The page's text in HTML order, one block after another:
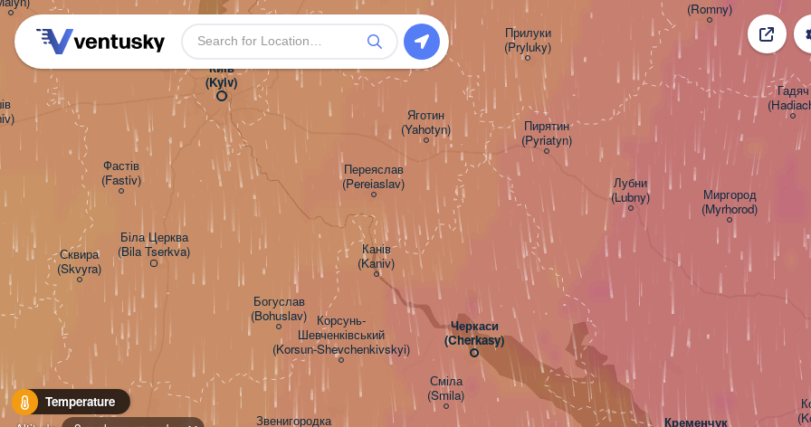
Temperature
Київ
(Kyiv)
Біла Церква
(Bila Tserkva)
Сквира
(Skvyra)
Богуслав
(Bohuslav)
Фастів
(Fastiv)
(Romny)
Черкаси
(Cherkasy)
Кременчук
Прилуки
(Pryluky)
Лубни
(Lubny)
Сміла
(Smila)
Переяслав
(Pereiaslav)
Канів
(Kaniv)
Корсунь-
Шевченківський
(Korsun-Shevchenkivskyi)
Звенигородка
Пирятин
(Pyriatyn)
Яготин
(Yahotyn)
Миргород
(Myrhorod)
Гадяч